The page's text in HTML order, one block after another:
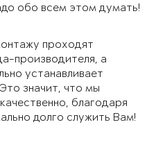
обо всем этом думать!
проходят
производителя, а
устанавливает
значит, что мы
благодаря
долго служить Вам!